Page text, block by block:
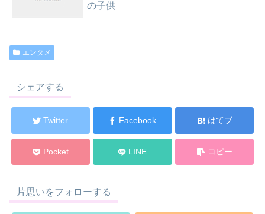
の子供
エンタメ
シェアする
Twitter Facebook はてブ
Pocket LINE コピー
片思いをフォローする